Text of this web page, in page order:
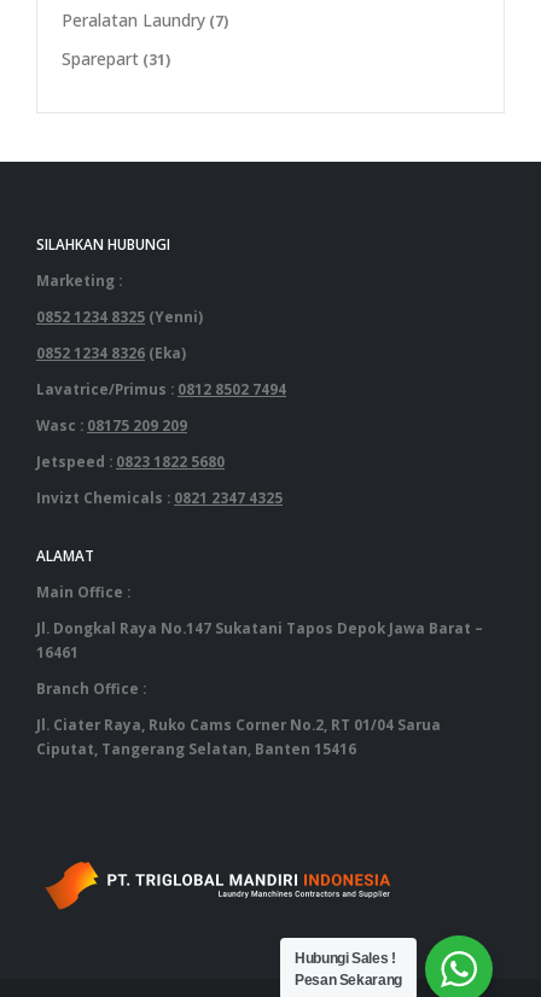
Peralatan Laundry (7)
Sparepart (31)
SILAHKAN HUBUNGI
Marketing :
0852 1234 8325 (Yenni)
0852 1234 8326 (Eka)
Lavatrice/Primus : 0812 8502 7494
Wasc : 08175 209 209
Jetspeed : 0823 1822 5680
Invizt Chemicals : 0821 2347 4325
ALAMAT
Main Office :
Jl. Dongkal Raya No.147 Sukatani Tapos Depok Jawa Barat –
16461
Branch Office :
Jl. Ciater Raya, Ruko Cams Corner No.2, RT 01/04 Sarua
Ciputat, Tangerang Selatan, Banten 15416
Hubungi Sales !
Pesan Sekarang